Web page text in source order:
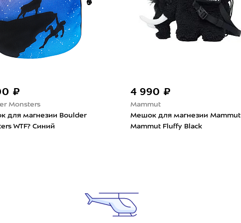
₽
Monsters
для магнезии Boulder
WTF? Синий
4 990 ₽
Mammut
Мешок для магнезии Mammut
Mammut Fluffy Black